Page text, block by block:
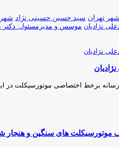
تهران سید حسین حسینی نژاد
موسس و مدیرمسئول: دکتر
رسانه برخط اختصاصی موتورسیکلت در
های سنگین و هنجار